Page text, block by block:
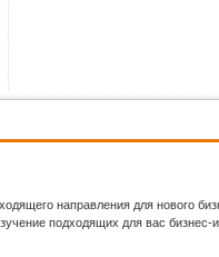
направления для нового
подходящих для вас бизнес-